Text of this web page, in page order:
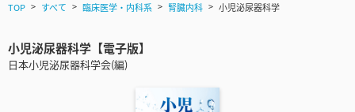
TOP すべて 臨床医学・内科系 腎臓内科 小児泌尿器科学
小児泌尿器科学【電子版】
日本小児泌尿器科学会(編)